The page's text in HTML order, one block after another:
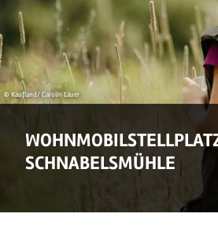
© Kaufland/ Carolin Lauer
SCHNABELSMÜHLE